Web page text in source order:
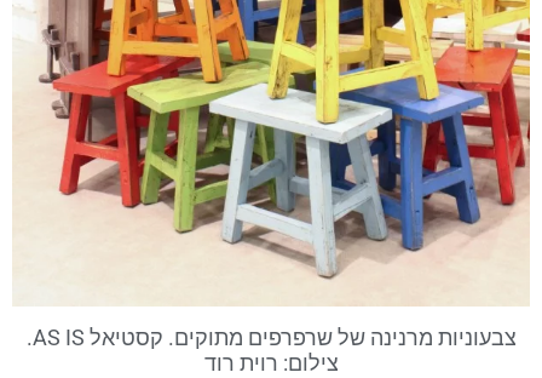
צבעוניות מרנינה של שרפרפים מתוקים. קסטיאל AS IS.
צילום: רוית רוד